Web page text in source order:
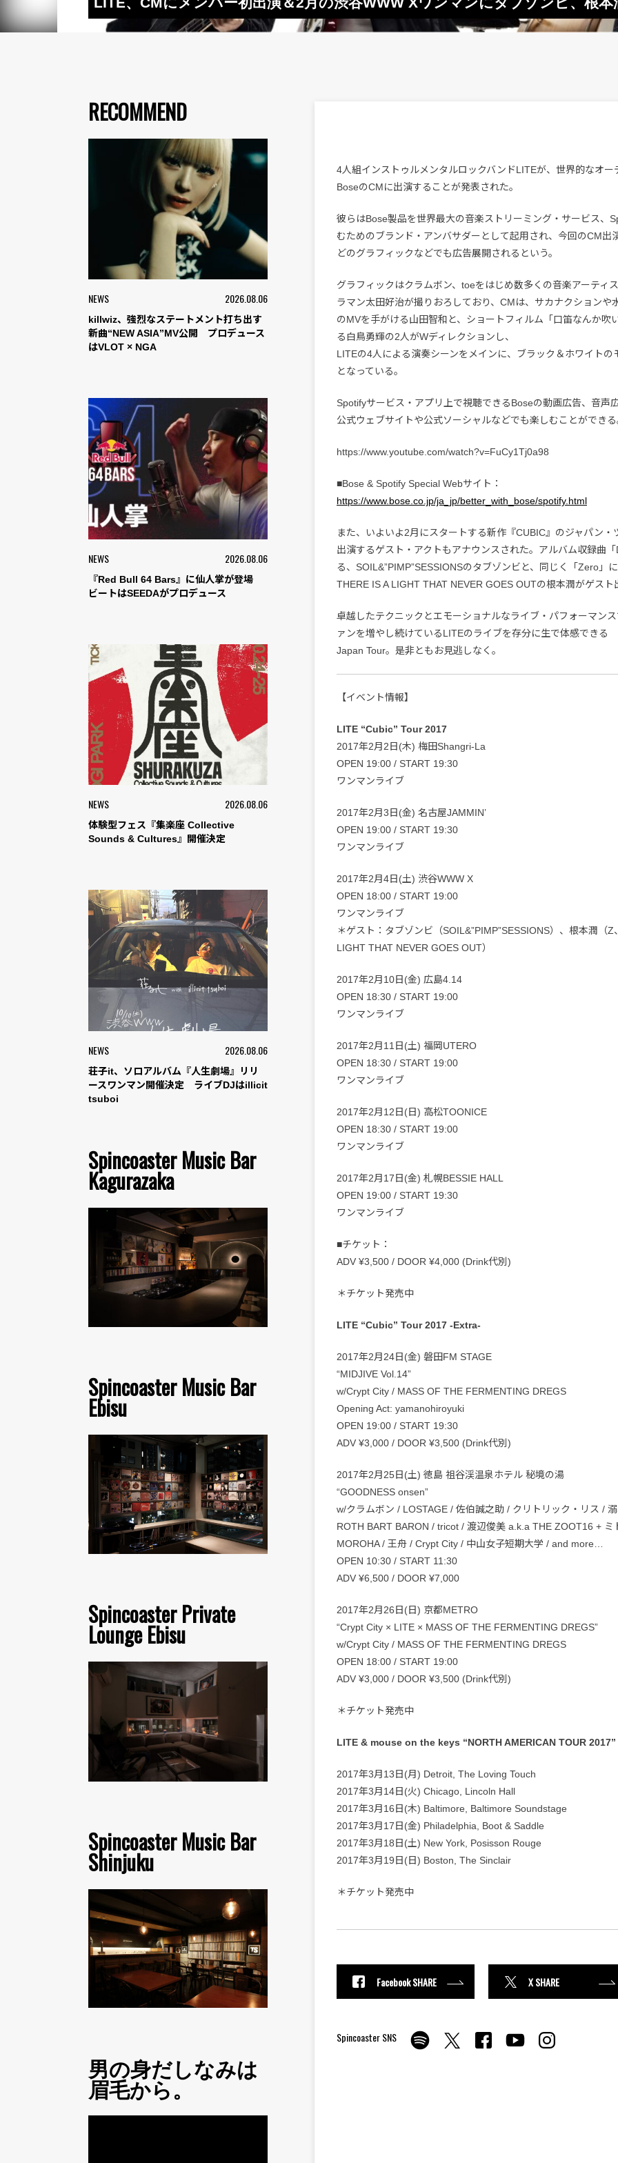
RECOMMEND
NEWS 2026.08.06
killwiz、強烈なステートメント打ち出す
新曲“NEW ASIA”MV公開 プロデュース
はVLOT × NGA
NEWS 2026.08.06
『Red Bull 64 Bars』に仙人掌が登場
ビートはSEEDAがプロデュース
NEWS 2026.08.06
体験型フェス『集楽座 Collective
Sounds & Cultures』開催決定
NEWS 2026.08.06
荘子it、ソロアルバム『人生劇場』リリ
ースワンマン開催決定 ライブDJはillicit
tsuboi
Spincoaster Music Bar
Kagurazaka
Spincoaster Music Bar
Ebisu
Spincoaster Private
Lounge Ebisu
Spincoaster Music Bar
Shinjuku
男の身だしなみは
眉毛から。
4人組インストゥルメンタルロックバンドLITEが、世界的なオー
BoseのCMに出演することが発表された。
彼らはBose製品を世界最大の音楽ストリーミング・サービス、
むためのブランド・アンバサダーとして起用され、今回のCM出
どのグラフィックなどでも広告展開されるという。
グラフィックはクラムボン、toeをはじめ数多くの音楽アーティ
ラマン太田好治が撮りおろしており、CMは、サカナクションや
のMVを手がける山田智和と、ショートフィルム「口笛なんか吹
る白鳥勇輝の2人がWディレクションし、
LITEの4人による演奏シーンをメインに、ブラック＆ホワイトの
となっている。
Spotifyサービス・アプリ上で視聴できるBoseの動画広告、音声
公式ウェブサイトや公式ソーシャルなどでも楽しむことができる
https://www.youtube.com/watch?v=FuCy1Tj0a98
■Bose & Spotify Special Webサイト：
https://www.bose.co.jp/ja_jp/better_with_bose/spotify.html
また、いよいよ2月にスタートする新作『CUBIC』のジャパン・
出演するゲスト・アクトもアナウンスされた。アルバム収録曲
る、SOIL&”PIMP”SESSIONSのタブゾンビと、同じく「Zero」
THERE IS A LIGHT THAT NEVER GOES OUTの根本潤がゲスト
卓越したテクニックとエモーショナルなライブ・パフォーマン
ァンを増やし続けているLITEのライブを存分に生で体感できる
Japan Tour。是非ともお見逃しなく。
【イベント情報】
LITE “Cubic” Tour 2017
2017年2月2日(木) 梅田Shangri-La
OPEN 19:00 / START 19:30
ワンマンライブ
2017年2月3日(金) 名古屋JAMMIN’
OPEN 19:00 / START 19:30
ワンマンライブ
2017年2月4日(土) 渋谷WWW X
OPEN 18:00 / START 19:00
ワンマンライブ
＊ゲスト：タブゾンビ（SOIL&”PIMP”SESSIONS）、根本潤（Z
LIGHT THAT NEVER GOES OUT）
2017年2月10日(金) 広島4.14
OPEN 18:30 / START 19:00
ワンマンライブ
2017年2月11日(土) 福岡UTERO
OPEN 18:30 / START 19:00
ワンマンライブ
2017年2月12日(日) 高松TOONICE
OPEN 18:30 / START 19:00
ワンマンライブ
2017年2月17日(金) 札幌BESSIE HALL
OPEN 19:00 / START 19:30
ワンマンライブ
■チケット：
ADV ¥3,500 / DOOR ¥4,000 (Drink代別)
＊チケット発売中
LITE “Cubic” Tour 2017 -Extra-
2017年2月24日(金) 磐田FM STAGE
“MIDJIVE Vol.14”
w/Crypt City / MASS OF THE FERMENTING DREGS
Opening Act: yamanohiroyuki
OPEN 19:00 / START 19:30
ADV ¥3,000 / DOOR ¥3,500 (Drink代別)
2017年2月25日(土) 徳島 祖谷渓温泉ホテル 秘境の湯
“GOODNESS onsen”
w/クラムボン / LOSTAGE / 佐伯誠之助 / クリトリック・リス /
ROTH BART BARON / tricot / 渡辺俊美 a.k.a THE ZOOT16 + ミ
MOROHA / 王舟 / Crypt City / 中山女子短期大学 / and more…
OPEN 10:30 / START 11:30
ADV ¥6,500 / DOOR ¥7,000
2017年2月26日(日) 京都METRO
“Crypt City × LITE × MASS OF THE FERMENTING DREGS”
w/Crypt City / MASS OF THE FERMENTING DREGS
OPEN 18:00 / START 19:00
ADV ¥3,000 / DOOR ¥3,500 (Drink代別)
＊チケット発売中
LITE & mouse on the keys “NORTH AMERICAN TOUR 2017”
2017年3月13日(月) Detroit, The Loving Touch
2017年3月14日(火) Chicago, Lincoln Hall
2017年3月16日(木) Baltimore, Baltimore Soundstage
2017年3月17日(金) Philadelphia, Boot & Saddle
2017年3月18日(土) New York, Posisson Rouge
2017年3月19日(日) Boston, The Sinclair
＊チケット発売中
Facebook SHARE X SHARE
Spincoaster SNS